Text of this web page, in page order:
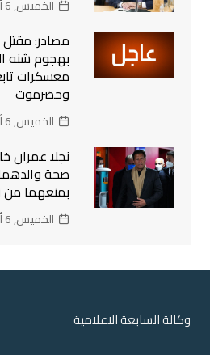
الخميس, 6 أغسطس 2026, 15:54
بهجوم شنه
معسكرات
وحضرموت
الخميس, 6 أغسطس 2026, 15:54
نجلا عمران
صحة
بمنعهما من
الخميس, 6 أغسطس 2026, 14:54
وكالة السابعة الاعلامية